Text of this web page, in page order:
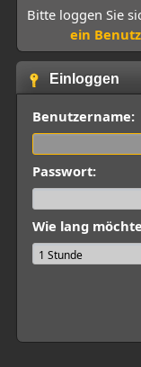
Bitte loggen Sie
ein
Einloggen
Benutzername:
Passwort:
Wie lang